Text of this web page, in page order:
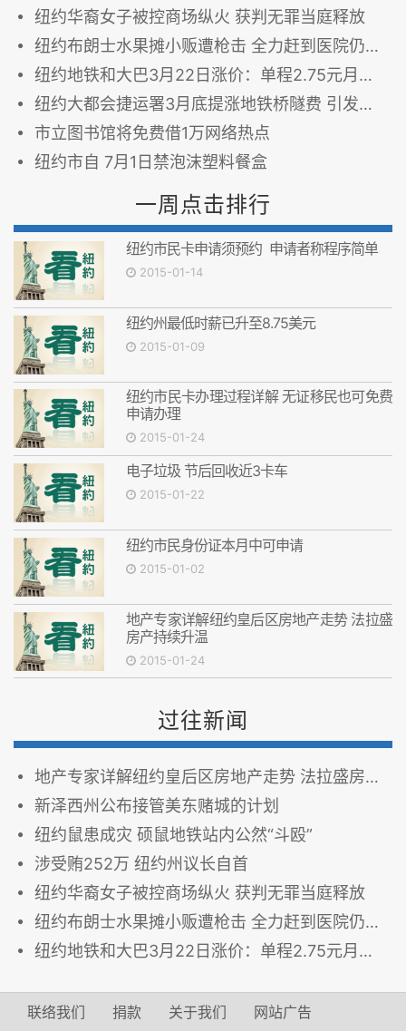
纽约华裔女子被控商场纵火 获判无罪当庭释放
纽约布朗士水果摊小贩遭枪击 全力赶到医院仍不治身亡
纽约地铁和大巴3月22日涨价：单程2.75元月票116.5元
纽约大都会捷运署3月底提涨地铁桥隧费 引发民众抱怨连连
市立图书馆将免费借1万网络热点
纽约市自 7月1日禁泡沫塑料餐盒
一周点击排行
纽约市民卡申请须预约 申请者称程序简单
2015-01-14
纽约州最低时薪已升至8.75美元
2015-01-09
纽约市民卡办理过程详解 无证移民也可免费
申请办理
2015-01-24
电子垃圾 节后回收近3卡车
2015-01-22
纽约市民身份证本月中可申请
2015-01-02
地产专家详解纽约皇后区房地产走势 法拉盛
房产持续升温
2015-01-24
过往新闻
地产专家详解纽约皇后区房地产走势 法拉盛房产持续升温
新泽西州公布接管美东赌城的计划
纽约鼠患成灾 硕鼠地铁站内公然“斗殴”
涉受贿252万 纽约州议长自首
纽约华裔女子被控商场纵火 获判无罪当庭释放
纽约布朗士水果摊小贩遭枪击 全力赶到医院仍不治身亡
纽约地铁和大巴3月22日涨价：单程2.75元月票116.5元
联络我们 捐款 关于我们 网站广告